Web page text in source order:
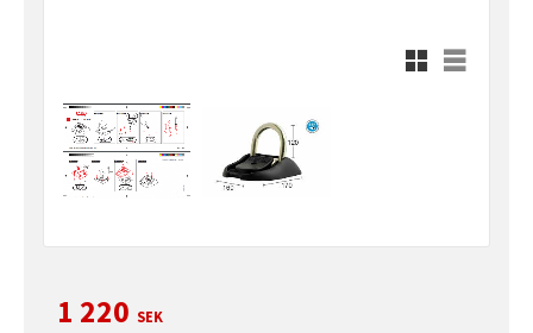
Rutnätsvy
Listvy
Nedsatt pris:
1 220 SEK